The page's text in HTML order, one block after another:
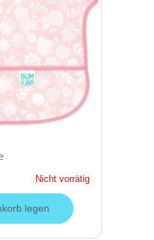
Nicht vorrätig
legen